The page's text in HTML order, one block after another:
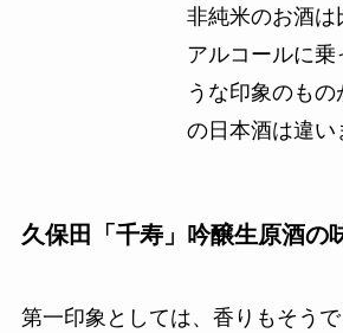
非純米のお酒は
アルコールに乗
うな印象のも
の日本酒は違い
久保田「千寿」吟醸生原酒の
第一印象としては、香りもそうで